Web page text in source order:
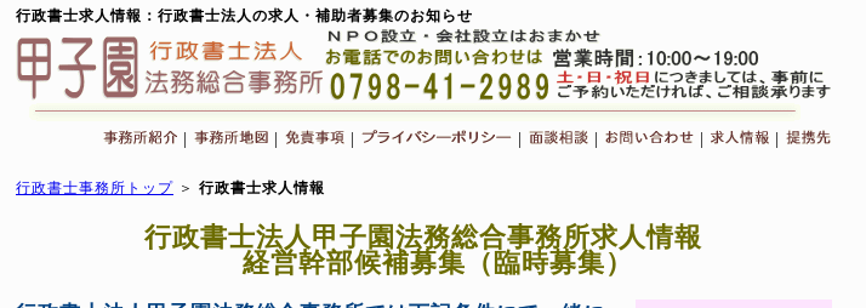
行政書士求人情報：行政書士法人の求人・補助者募集のお知らせ
行政書士事務所トップ ＞ 行政書士求人情報
行政書士法人甲子園法務総合事務所求人情報
経営幹部候補募集（臨時募集）